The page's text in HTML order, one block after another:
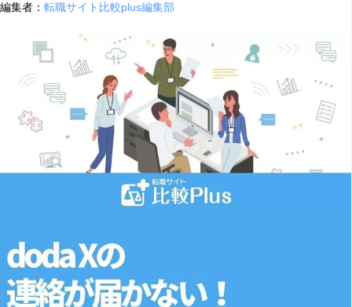
編集者： 転職サイト比較plus編集部